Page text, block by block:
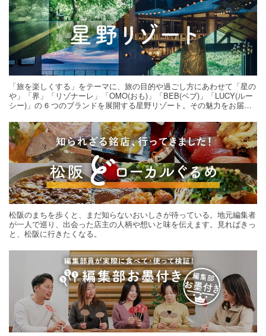
「旅を楽しくする」をテーマに、旅の目的や過ごし方にあわせて「星の
や」「界」「リゾナーレ」「OMO(おも)」「BEB(ベブ)」「LUCY(ルー
シー)」の 6 つのブランドを展開する星野リゾート。その魅力をお届け
松阪のまちを歩くと、まだ知らないおいしさが待っている。地元編集者
が一人で巡り、出会った店主の人柄や想いと味を伝えます。見ればきっ
と、松阪に行きたくなる。